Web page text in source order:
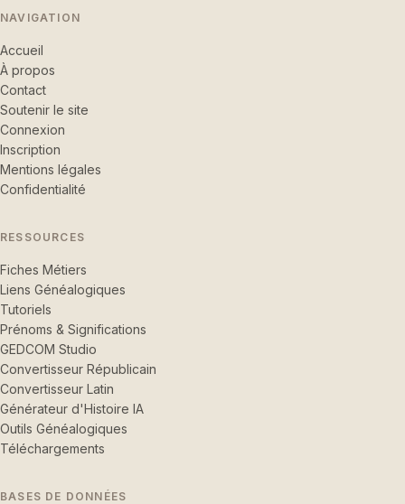
NAVIGATION
Accueil
À propos
Contact
Soutenir le site
Connexion
Inscription
Mentions légales
Confidentialité
RESSOURCES
Fiches Métiers
Liens Généalogiques
Tutoriels
Prénoms & Significations
GEDCOM Studio
Convertisseur Républicain
Convertisseur Latin
Générateur d'Histoire IA
Outils Généalogiques
Téléchargements
BASES DE DONNÉES